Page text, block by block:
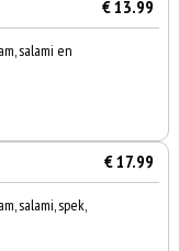
€ 13.99
salami en
€ 17.99
salami, spek,